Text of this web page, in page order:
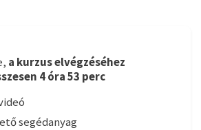
a kurzus elvégzéséhez
4 óra 53 perc
segédanyag